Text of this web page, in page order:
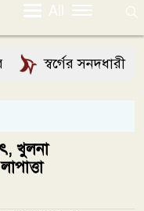
All
স্বর্গের সনদধারী
খুলনা